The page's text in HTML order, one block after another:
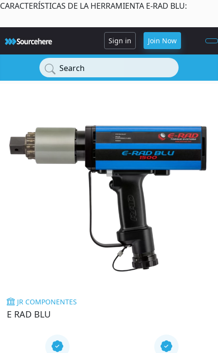
CARACTERÍSTICAS DE LA HERRAMIENTA E-RAD BLU:
Sign in Join Now
Search
JR COMPONENTES
E RAD BLU